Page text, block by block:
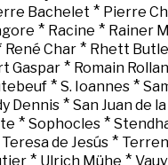
Bachelet * Pierre
* Racine * Rainer
René Char* Rhett
Gaspar* Romain
* S. Ioannes*
Dennis * San Juan de
* Sophocles *
Teresa de Jesús*
* Ulrich Mühe *